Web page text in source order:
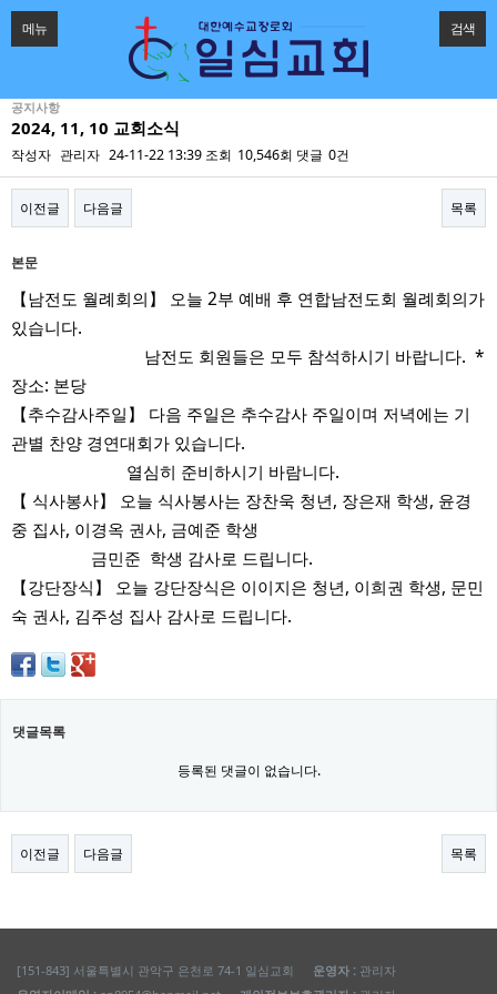
메뉴 검색
공지사항
2024, 11, 10 교회소식
작성자 관리자 24-11-22 13:39 조회 10,546회 댓글 0건
이전글 다음글 목록
본문
【남전도 월례회의】 오늘 2부 예배 후 연합남전도회 월례회의가
있습니다.
남전도 회원들은 모두 참석하시기 바랍니다. *
장소: 본당
【추수감사주일】 다음 주일은 추수감사 주일이며 저녁에는 기
관별 찬양 경연대회가 있습니다.
열심히 준비하시기 바람니다.
【 식사봉사】 오늘 식사봉사는 장찬욱 청년, 장은재 학생, 윤경
중 집사, 이경옥 권사, 금예준 학생
금민준 학생 감사로 드립니다.
【강단장식】 오늘 강단장식은 이이지은 청년, 이희권 학생, 문민
숙 권사, 김주성 집사 감사로 드립니다.
댓글목록
등록된 댓글이 없습니다.
이전글 다음글 목록
[151-843] 서울특별시 관악구 은천로 74-1 일심교회 운영자 : 관리자